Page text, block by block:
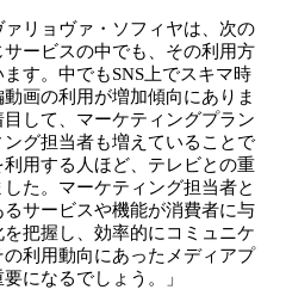
リョヴァ・ソフィヤは、次の
ービスの中でも、その利用方
す。中でもSNS上でスキマ時
画の利用が増加傾向にありま
して、マーケティングプラン
グ担当者も増えていることで
用する人ほど、テレビとの重
た。マーケティング担当者と
サービスや機能が消費者に与
把握し、効率的にコミュニケ
利用動向にあったメディアプ
になるでしょう。」